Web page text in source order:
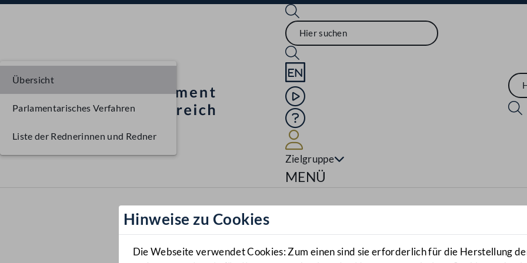
Sprache English
Mediathek
Hilfe
Zielgruppe
Navigationsmenü öffnen
MENÜ
Hinweise zu Cookies
Die Webseite verwendet Cookies: Zum einen sind sie erforderlich für die Herstellung
Übersicht
Parlamentarisches Verfahren
Liste der Rednerinnen und Redner